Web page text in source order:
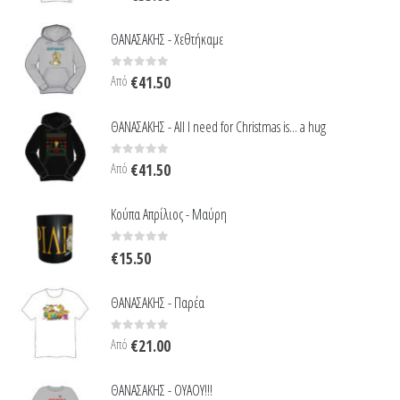
ΘΑΝΑΣΑΚΗΣ - Χεθτήκαμε
0 out of 5
Από €41.50
ΘΑΝΑΣΑΚΗΣ - All I need for Christmas is... a hug
0 out of 5
Από €41.50
Κούπα Απρίλιος - Μαύρη
0out of 5
€15.50
ΘΑΝΑΣΑΚΗΣ - Παρέα
0 out of 5
Από €21.00
ΘΑΝΑΣΑΚΗΣ - ΟΥΑΟΥ!!!